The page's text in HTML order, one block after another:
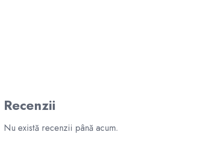
Recenzii
Nu există recenzii până acum.